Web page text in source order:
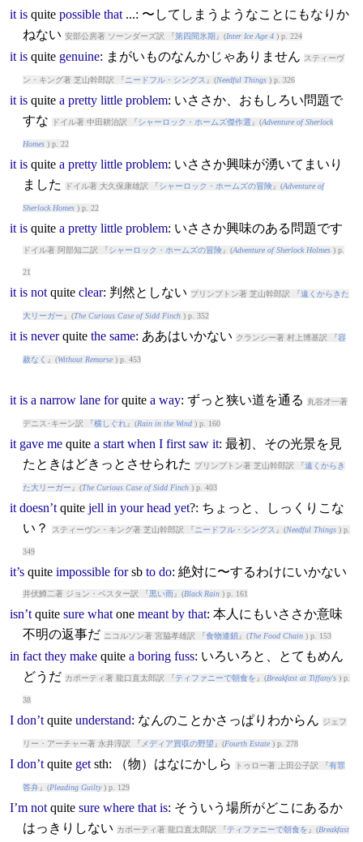
it is quite possible that...: 〜してしまうようなことにもなりか
ねない 安部公房著 ソーンダーズ訳 『第四間氷期 』(Inter Ice Age 4) p. 224
it is quite genuine: まがいものなんかじゃありません スティーヴ
ン・キング著 芝山幹郎訳 『 ニードフル・シングス 』(Needful Things) p. 326
it is quite a pretty little problem: いささか、おもしろい問題で
すな
ドイル著 中田耕治訳 『 シャーロック・ホームズ傑作選 』(Adventure of Sherlock
Homes) p. 22
it is quite a pretty little problem: いささか興味が湧いてまいり
ました
ドイル著 大久保康雄訳 『 シャーロック・ホームズの冒険』(Adventure of
Sherlock Homes) p. 22
it is quite a pretty little problem: いささか興味のある問題です
ドイル著 阿部知二訳 『 シャーロック・ホームズの冒険』(Adventure of Sherlock Holmes) p.
21
it is not quite clear: 判然としない プリンプトン著 芝山幹郎訳 『遠くからきた
大リーガー 』(The Curious Case of Sidd Finch) p. 352
it is never quite the same: ああはいかない クランシー著 村上博基訳 『容
赦なく 』(Without Remorse) p. 453
it is a narrow lane for quite a way: ずっと狭い道を通る 丸谷才一著
デニス･キーン訳 『横しぐれ』(Rain in the Wind) p. 160
it gave me quite a start when I first saw it: 最初、その光景を見
たときはどきっとさせられた
プリンプトン著 芝山幹郎訳 『遠くからき
た大リーガー 』(The Curious Case of Sidd Finch) p. 403
it doesn’t quite jell in your head yet?: ちょっと、しっくりこな
い？
スティーヴン・キング著 芝山幹郎訳 『 ニードフル・シングス 』(Needful Things) p.
349
it’s quite impossible forsb to do: 絶対に〜するわけにいかない
井伏鱒二著 ジョン・ベスター訳 『黒い雨 』(Black Rain) p. 161
isn’t quite sure whatone meant by that: 本人にもいささか意味
不明の返事だ ニコルソン著 宮脇孝雄訳 『食物連鎖 』(The Food Chain) p. 153
in fact they make quite a boring fuss: いろいろと、とてもめん
どうだ カポーティ著 龍口直太郎訳 『 ティファニーで朝食を 』(Breakfast at Tiffany's) p.
38
I don’t quite understand: なんのことかさっぱりわからん ジェフ
リー・アーチャー著 永井淳訳 『 メディア買収の野望 』(Fourth Estate) p. 278
I don’t quite getsth: （物）はなにかしら トゥロー著 上田公子訳 『有罪
答弁』(Pleading Guilty) p. 129
I’m not quite sure where that is: そういう場所がどこにあるか
はっきりしない カポーティ著 龍口直太郎訳 『 ティファニーで朝食を 』(Breakfast